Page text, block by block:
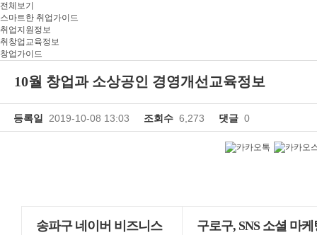
전체보기
스마트한 취업가이드
취업지원정보
취창업교육정보
창업가이드
10월 창업과 소상공인 경영개선교육정보
등록일 2019-10-08 13:03 조회수 6,273 댓글 0
송파구 네이버 비즈니스
구로구, SNS 소셜 마케